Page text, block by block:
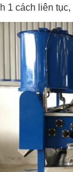
1 cách liên